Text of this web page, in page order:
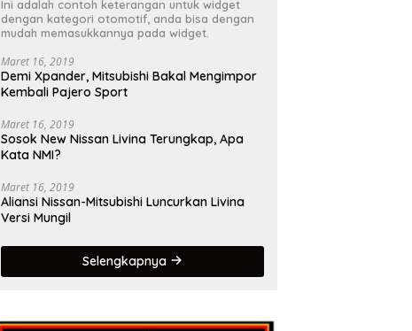
Ini adalah contoh keterangan untuk widget
dengan kategori otomotif, anda bisa dengan
mudah memasukkannya pada widget.
Maret 16, 2019
Demi Xpander, Mitsubishi Bakal Mengimpor
Kembali Pajero Sport
Maret 16, 2019
Sosok New Nissan Livina Terungkap, Apa
Kata NMI?
Maret 16, 2019
Aliansi Nissan-Mitsubishi Luncurkan Livina
Versi Mungil
Selengkapnya